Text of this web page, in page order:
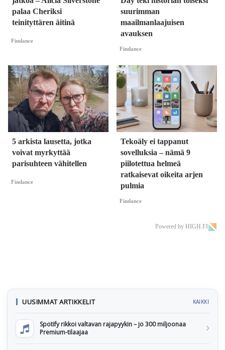
palaa Cheriksi
teinityttären äitinä
Findance
suurimman
maailmanlaajuisen
avauksen
Findance
5 arkista lausetta, jotka
voivat myrkyttää
parisuhteen vähitellen
Findance
Tekoäly ei tappanut
sovelluksia – nämä 9
piilotettua helmeä
ratkaisevat oikeita arjen
pulmia
Findance
Powered by HIGH.FI
UUSIMMAT ARTIKKELIT KAIKKI
Spotify rikkoi valtavan rajapyykin – jo 300 miljoonaa
Premium-tilaajaa